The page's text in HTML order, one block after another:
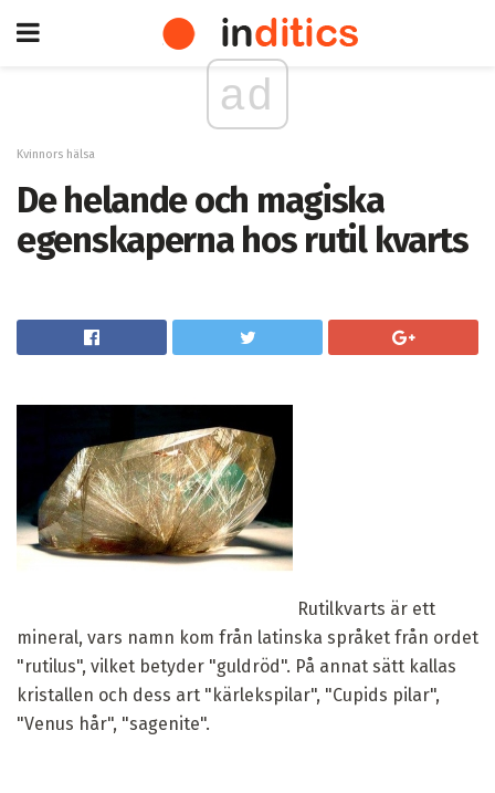
ad
Kvinnors hälsa
De helande och magiska
egenskaperna hos rutil kvarts
Rutilkvarts är ett
mineral, vars namn kom från latinska språket från ordet
"rutilus", vilket betyder "guldröd". På annat sätt kallas
kristallen och dess art "kärlekspilar", "Cupids pilar",
"Venus hår", "sagenite".